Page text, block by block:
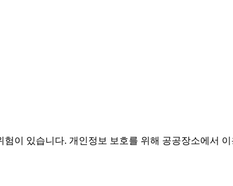
이 있습니다. 개인정보 보호를 위해 공공장소에서